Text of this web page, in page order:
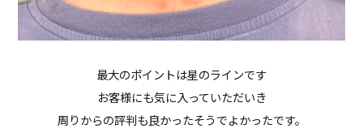
最大のポイントは星のラインです
お客様にも気に入っていただいき
周りからの評判も良かったそうでよかったです。